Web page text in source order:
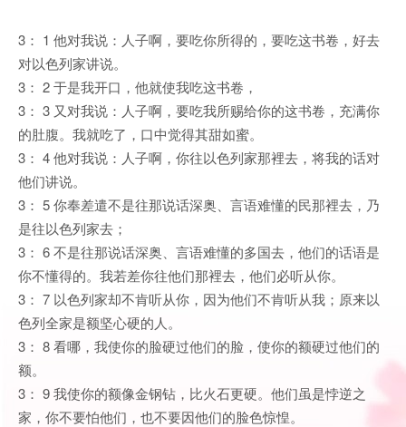
3： 1 他对我说：人子啊，要吃你所得的，要吃这书卷，好去
对以色列家讲说。
3： 2 于是我开口，他就使我吃这书卷，
3： 3 又对我说：人子啊，要吃我所赐给你的这书卷，充满你
的肚腹。我就吃了，口中觉得其甜如蜜。
3： 4 他对我说：人子啊，你往以色列家那裡去，将我的话对
他们讲说。
3： 5 你奉差遣不是往那说话深奥、言语难懂的民那裡去，乃
是往以色列家去；
3： 6 不是往那说话深奥、言语难懂的多国去，他们的话语是
你不懂得的。我若差你往他们那裡去，他们必听从你。
3： 7 以色列家却不肯听从你，因为他们不肯听从我；原来以
色列全家是额坚心硬的人。
3： 8 看哪，我使你的脸硬过他们的脸，使你的额硬过他们的
额。
3： 9 我使你的额像金钢钻，比火石更硬。他们虽是悖逆之
家，你不要怕他们，也不要因他们的脸色惊惶。